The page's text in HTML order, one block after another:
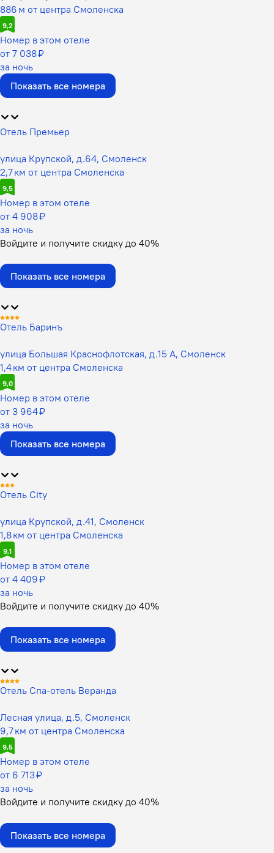
886 м от центра Смоленска
9,2
Номер в этом отеле
от 7 038 ₽
за ночь
Показать все номера
Отель Премьер
улица Крупской, д.64, Смоленск
2,7 км от центра Смоленска
9,5
Номер в этом отеле
от 4 908 ₽
за ночь
Войдите и получите скидку до 40%
Показать все номера
Отель Баринъ
улица Большая Краснофлотская, д.15 А, Смоленск
1,4 км от центра Смоленска
9,0
Номер в этом отеле
от 3 964 ₽
за ночь
Показать все номера
Отель Сity
улица Крупской, д.41, Смоленск
1,8 км от центра Смоленска
9,1
Номер в этом отеле
от 4 409 ₽
за ночь
Войдите и получите скидку до 40%
Показать все номера
Отель Спа-отель Веранда
Лесная улица, д.5, Смоленск
9,7 км от центра Смоленска
9,5
Номер в этом отеле
от 6 713 ₽
за ночь
Войдите и получите скидку до 40%
Показать все номера